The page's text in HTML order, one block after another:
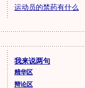
运动员的禁药有什么
我来说两句
精华区
辩论区